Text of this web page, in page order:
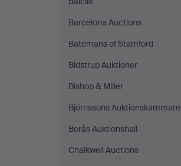
Barcelona Auctions
Batemans of Stamford
Bidstrup Auktioner
Bishop & Miller
Björnssons Auktionskammare
Borås Auktionshall
Chalkwell Auctions